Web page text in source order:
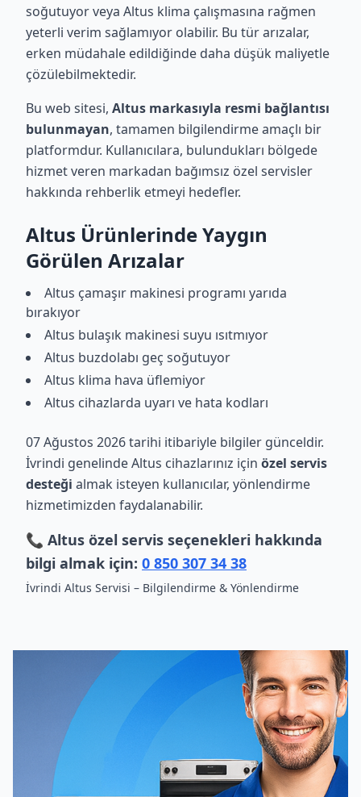
soğutuyor veya Altus klima çalışmasına rağmen
yeterli verim sağlamıyor olabilir. Bu tür arızalar,
erken müdahale edildiğinde daha düşük maliyetle
çözülebilmektedir.
Bu web sitesi, Altus markasıyla resmi bağlantısı
bulunmayan, tamamen bilgilendirme amaçlı bir
platformdur. Kullanıcılara, bulundukları bölgede
hizmet veren markadan bağımsız özel servisler
hakkında rehberlik etmeyi hedefler.
Altus Ürünlerinde Yaygın
Görülen Arızalar
Altus çamaşır makinesi programı yarıda
bırakıyor
Altus bulaşık makinesi suyu ısıtmıyor
Altus buzdolabı geç soğutuyor
Altus klima hava üflemiyor
Altus cihazlarda uyarı ve hata kodları
07 Ağustos 2026 tarihi itibariyle bilgiler günceldir.
İvrindi genelinde Altus cihazlarınız için özel servis
desteği almak isteyen kullanıcılar, yönlendirme
hizmetimizden faydalanabilir.
📞 Altus özel servis seçenekleri hakkında
bilgi almak için: 0 850 307 34 38
İvrindi Altus Servisi – Bilgilendirme & Yönlendirme